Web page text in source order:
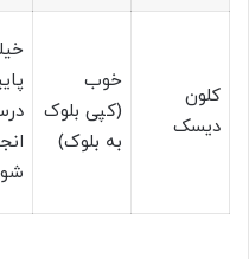
کلون
دیسک
خوب
(کپی بلوک
به بلوک)